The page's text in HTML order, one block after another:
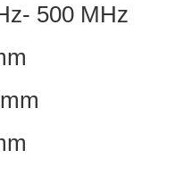
500 MHz